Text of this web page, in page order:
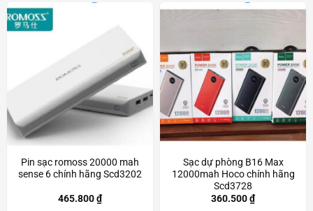
Pin sạc romoss 20000 mah
sense 6 chính hãng Scd3202
465.800₫
Sạc dự phòng B16 Max
12000mah Hoco chính hãng
Scd3728
360.500₫